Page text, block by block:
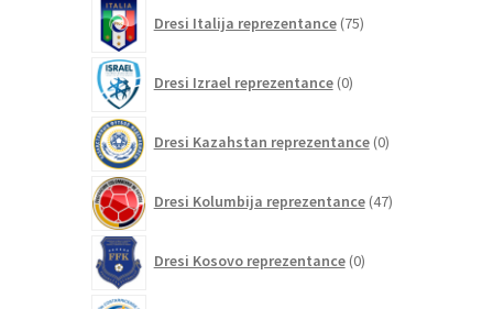
Dresi Italija reprezentance 75izdelkov
Dresi Izrael reprezentance 0izdelkov
Dresi Kazahstan reprezentance 0izdelkov
Dresi Kolumbija reprezentance 47izdelkov
Dresi Kosovo reprezentance 0izdelkov